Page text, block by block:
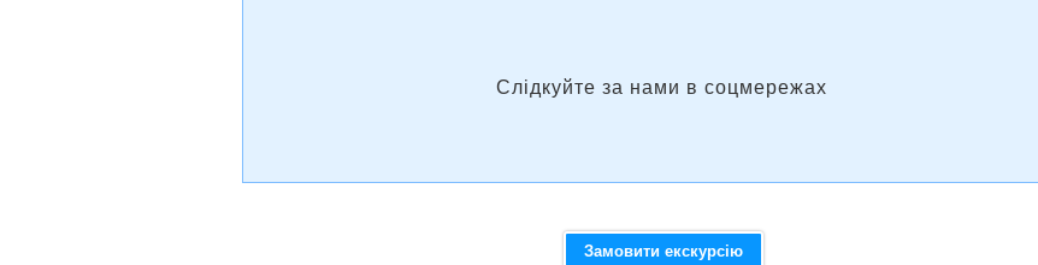
Слідкуйте за нами в соцмережах
Замовити екскурсію